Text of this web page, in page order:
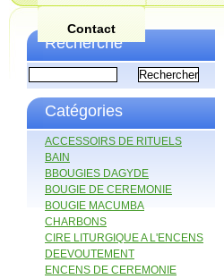
Contact
Recherche
Catégories
ACCESSOIRS DE RITUELS
BAIN
BBOUGIES DAGYDE
BOUGIE DE CEREMONIE
BOUGIE MACUMBA
CHARBONS
CIRE LITURGIQUE A L'ENCENS
DEEVOUTEMENT
ENCENS DE CEREMONIE